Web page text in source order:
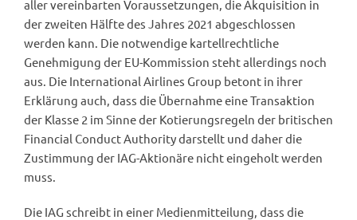
aller vereinbarten Voraussetzungen, die Akquisition in
der zweiten Hälfte des Jahres 2021 abgeschlossen
werden kann. Die notwendige kartellrechtliche
Genehmigung der EU-Kommission steht allerdings noch
aus. Die International Airlines Group betont in ihrer
Erklärung auch, dass die Übernahme eine Transaktion
der Klasse 2 im Sinne der Kotierungsregeln der britischen
Financial Conduct Authority darstellt und daher die
Zustimmung der IAG-Aktionäre nicht eingeholt werden
muss.
Die IAG schreibt in einer Medienmitteilung, dass die